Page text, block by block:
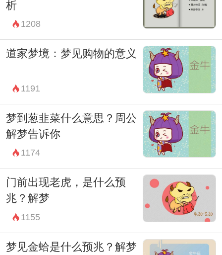
象征性意义常常超越表面的字面解释，它可
以唤起我们对他人处境的关注，激发我们内
心深处的同理心和善意。因此，梦见他人残
疾也可以被视为一种潜意识中对社会责任和
爱心的呼唤。
总之，梦见有人残疾不仅仅是一种随机的图
像，它背后可能蕴含着丰富而深刻的内在意
义。通过理解和分析这些梦境，我们能更好
种挑战的积极态度和解决方法。梦境是心灵
深处的一面镜子，借助它我们可以更清晰地
看到自己，更明晰地走向未来。
析
1208
道家梦境：梦见购物的意义
1191
梦到葱韭菜什么意思？周公
解梦告诉你
1174
门前出现老虎，是什么预
兆？解梦
1155
梦见金蛤是什么预兆？解梦